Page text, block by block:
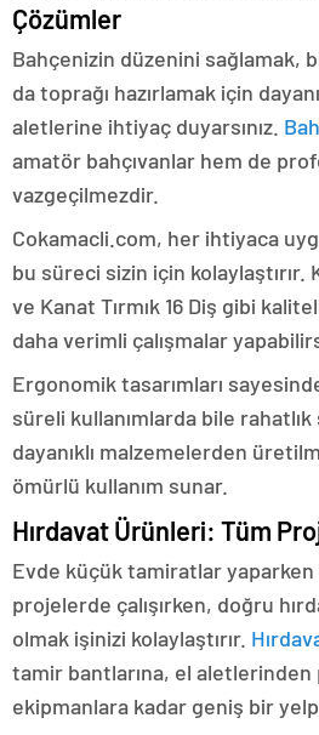
Çözümler
Bahçenizin düzenini sağlamak,
da toprağı hazırlamak için
aletlerine ihtiyaç duyarsınız.
amatör bahçıvanlar hem de
vazgeçilmezdir.
Cokamacli.com, her ihtiyaca
bu süreci sizin için kolaylaştırır.
ve Kanat Tırmık 16 Diş gibi
daha verimli çalışmalar
Ergonomik tasarımları
süreli kullanımlarda bile
dayanıklı malzemelerden
ömürlü kullanım sunar.
Hırdavat Ürünleri: Tüm
Evde küçük tamiratlar yaparken
projelerde çalışırken, doğru
olmak işinizi kolaylaştırır.
tamir bantlarına, el
ekipmanlara kadar geniş bir